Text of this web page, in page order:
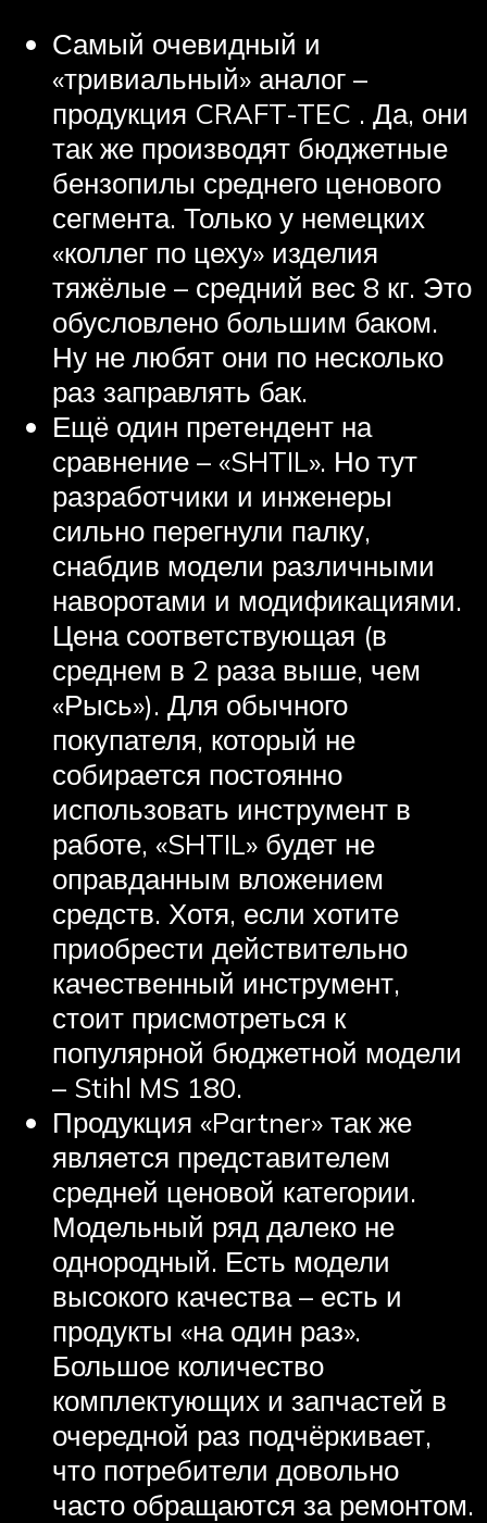
Самый очевидный и
«тривиальный» аналог –
продукция CRAFT-TEC . Да, они
так же производят бюджетные
бензопилы среднего ценового
сегмента. Только у немецких
«коллег по цеху» изделия
тяжёлые – средний вес 8 кг. Это
обусловлено большим баком.
Ну не любят они по несколько
раз заправлять бак.
Ещё один претендент на
сравнение – «SHTIL». Но тут
разработчики и инженеры
сильно перегнули палку,
снабдив модели различными
наворотами и модификациями.
Цена соответствующая (в
среднем в 2 раза выше, чем
«Рысь»). Для обычного
покупателя, который не
собирается постоянно
использовать инструмент в
работе, «SHTIL» будет не
оправданным вложением
средств. Хотя, если хотите
приобрести действительно
качественный инструмент,
стоит присмотреться к
популярной бюджетной модели
– Stihl MS 180.
Продукция «Partner» так же
является представителем
средней ценовой категории.
Модельный ряд далеко не
однородный. Есть модели
высокого качества – есть и
продукты «на один раз».
Большое количество
комплектующих и запчастей в
очередной раз подчёркивает,
что потребители довольно
часто обращаются за ремонтом.